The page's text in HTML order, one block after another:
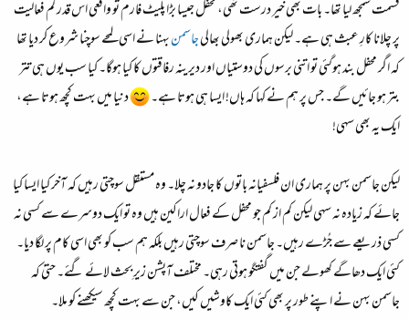
قسمت سمجھ لیا تھا۔ بات بھی خیر درست تھی، محفل جیسا بڑا پلیٹ فارم تو واقعی اس قدر کم فعالیت
پر چلانا کارِ عبث ہی ہے۔ لیکن ہماری بھولی بھالیجاسمنبہنا نے اسی لمحے سوچنا شروع کر دیا تھا
کہ اگر محفل بند ہوگئی تو اتنی برسوں کی دوستیاں اور دیرینہ رفاقتوں کا کیا ہوگا۔ کیا سب یوں ہی تتر
بتر ہو جائیں گے۔ جس پر ہم نے کہا کہ ہاں! ایسا ہی ہوتا ہے۔
دنیا میں بہت کچھ ہوتا ہے،
ایک یہ بھی سہی!
لیکن جاسمن بہن پر ہماری ان فلسفیانہ باتوں کا جادو نہ چلا۔ وہ مستقل سوچتی رہیں کہ آخر کیا ایسا کیا
جائے کہ زیادہ نہ سہی لیکن کم از کم جو محفل کے فعال اراکین ہیں وہ تو ایک دوسرے سے کسی نہ
کسی ذریعے سے جُڑے رہیں۔ جاسمن نا صرف سوچتی رہیں بلکہ ہم سب کو بھی اسی کام پر لگا دیا۔
کئی ایک دھاگے کھولے جن میں گفتگو ہوتی رہی۔ مختلف آپشن زیرِ بحث لائے گئے۔ حتیٰ کہ
جاسمن بہن نے اپنے طور پر بھی کئی ایک کاوشیں کیں، جن سے بہت کچھ سیکھنے کو ملا۔